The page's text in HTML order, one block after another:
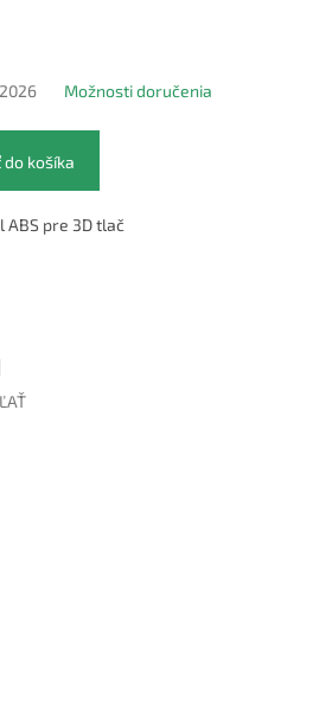
Možnosti doručenia
do košíka
pre 3D tlač